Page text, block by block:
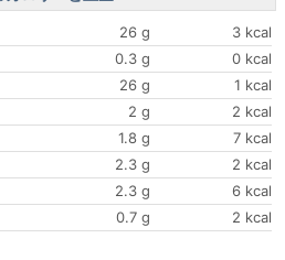
26 g
3 kcal
0.3 g
0 kcal
26 g
1 kcal
2 g
2 kcal
1.8 g
7 kcal
2.3 g
2 kcal
2.3 g
6 kcal
0.7 g 2 kcal